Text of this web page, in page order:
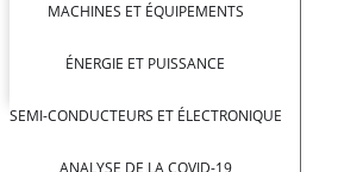
MACHINES ET ÉQUIPEMENTS
ÉNERGIE ET PUISSANCE
SEMI-CONDUCTEURS ET ÉLECTRONIQUE
ANALYSE DE LA COVID-19